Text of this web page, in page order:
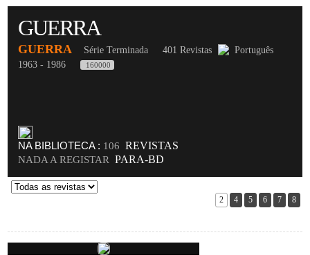
GUERRA
GUERRA Série Terminada 401 Revistas
Português
1963 - 1986
160000
NA BIBLIOTECA : 106 REVISTAS
NADA A REGISTAR PARA-BD
2 4 5 6 7 8